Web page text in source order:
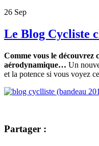
26 Sep
Le Blog Cycliste
Comme vous le découvrez
aérodynamique… Un
et la potence si vous voyez
Partager :